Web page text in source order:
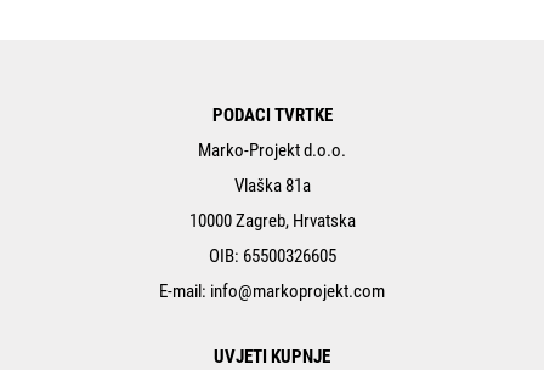
PODACI TVRTKE
Marko-Projekt d.o.o.
Vlaška 81a
10000 Zagreb, Hrvatska
OIB: 65500326605
E-mail: info@markoprojekt.com
UVJETI KUPNJE